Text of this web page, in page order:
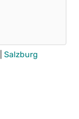
Salzburg